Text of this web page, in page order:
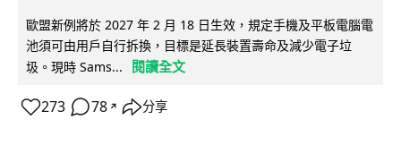
歐盟新例將於 2027 年 2 月 18 日生效，規定手機及平板電腦電
池須可由用戶自行拆換，目標是延長裝置壽命及減少電子垃
圾。現時 Sams...
閱讀全文
273 78 ↗ 分享